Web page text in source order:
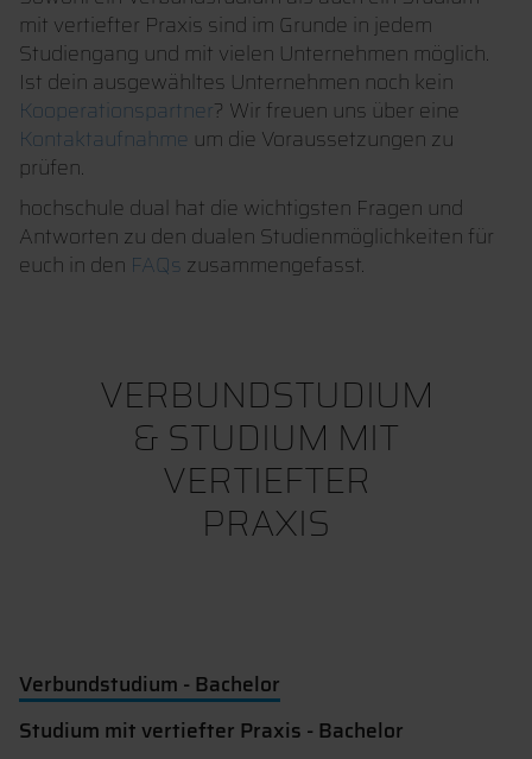
mit vertiefter Praxis sind im Grunde in jedem
Studiengang und mit vielen Unternehmen möglich.
Ist dein ausgewähltes Unternehmen noch kein
Kooperationspartner? Wir freuen uns über eine
Kontaktaufnahme um die Voraussetzungen zu
prüfen.
hochschule dual hat die wichtigsten Fragen und
Antworten zu den dualen Studienmöglichkeiten für
euch in den FAQs zusammengefasst.
VERBUNDSTUDIUM
& STUDIUM MIT
VERTIEFTER
PRAXIS
Verbundstudium - Bachelor
Studium mit vertiefter Praxis - Bachelor